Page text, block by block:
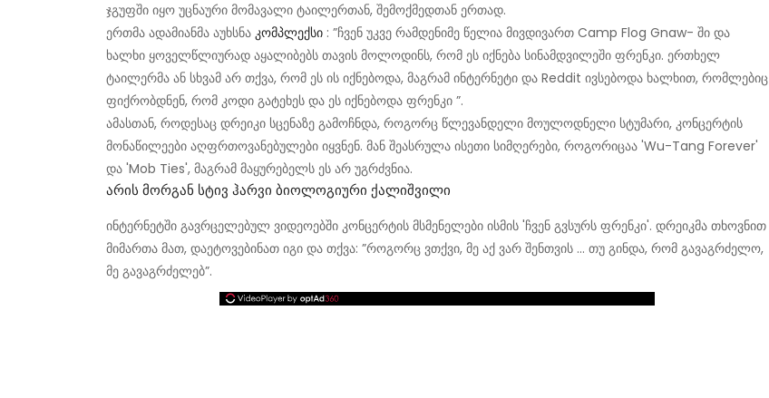
ჯგუფში იყო უცნაური მომავალი ტაილერთან, შემოქმედთან ერთად.
ერთმა ადამიანმა აუხსნა კომპლექსი : ”ჩვენ უკვე რამდენიმე წელია მივდივართ Camp Flog Gnaw- ში და
ხალხი ყოველწლიურად აყალიბებს თავის მოლოდინს, რომ ეს იქნება სინამდვილეში ფრენკი. ერთხელ
ტაილერმა ან სხვამ არ თქვა, რომ ეს ის იქნებოდა, მაგრამ ინტერნეტი და Reddit ივსებოდა ხალხით, რომლებიც
ფიქრობდნენ, რომ კოდი გატეხეს და ეს იქნებოდა ფრენკი ”.
ამასთან, როდესაც დრეიკი სცენაზე გამოჩნდა, როგორც წლევანდელი მოულოდნელი სტუმარი, კონცერტის
მონაწილეები აღფრთოვანებულები იყვნენ. მან შეასრულა ისეთი სიმღერები, როგორიცაა 'Wu-Tang Forever'
და 'Mob Ties', მაგრამ მაყურებელს ეს არ უგრძვნია.
Არის Მორგან Სტივ Ჰარვი Ბიოლოგიური Ქალიშვილი
ინტერნეტში გავრცელებულ ვიდეოებში კონცერტის მსმენელები ისმის 'ჩვენ გვსურს ფრენკი'. დრეიკმა თხოვნით
მიმართა მათ, დაეტოვებინათ იგი და თქვა: ”როგორც ვთქვი, მე აქ ვარ შენთვის ... თუ გინდა, რომ გავაგრძელო,
მე გავაგრძელებ”.